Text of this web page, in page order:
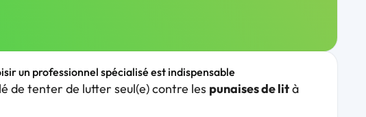
un professionnel spécialisé est indispensable
de tenter de lutter seul(e) contre les punaises de lità